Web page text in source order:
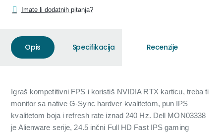
Imate li dodatnih pitanja?
Opis Specifikacija Recenzije
Igraš kompetitivni FPS i koristiš NVIDIA RTX karticu, treba ti
monitor sa native G-Sync hardver kvalitetom, pun IPS
kvalitetom boja i refresh rate iznad 240 Hz. Dell MON03338
je Alienware serije, 24.5 inčni Full HD Fast IPS gaming